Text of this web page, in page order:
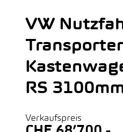
VW
Transporter
RS
Verkaufspreis